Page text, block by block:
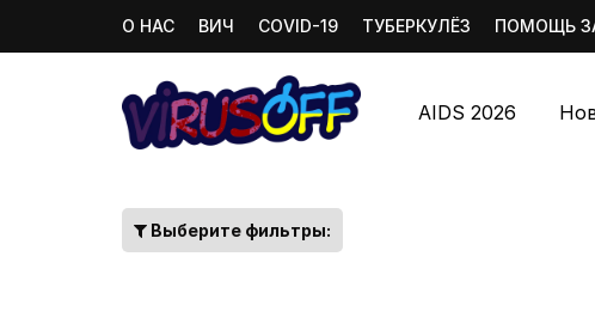
О НАС ВИЧ COVID-19 ТУБЕРКУЛЁЗ ПОМОЩЬ
AIDS 2026
Выберите фильтры: